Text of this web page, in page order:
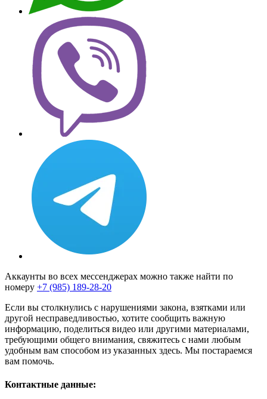
Аккаунты во всех мессенджерах можно также найти по
номеру +7 (985) 189-28-20
Если вы столкнулись с нарушениями закона, взятками или
другой несправедливостью, хотите сообщить важную
информацию, поделиться видео или другими материалами,
требующими общего внимания, свяжитесь с нами любым
удобным вам способом из указанных здесь. Мы постараемся
вам помочь.
Контактные данные: